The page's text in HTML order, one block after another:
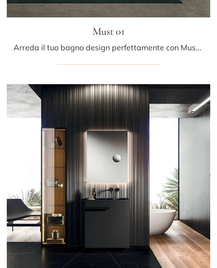
Must 01
Arreda il tuo bagno design perfettamente con Must 01, mobili bagno sospesi e oggetti in laccato opaco di Arrital.